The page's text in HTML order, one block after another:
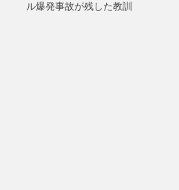
ル爆発事故が残した教訓